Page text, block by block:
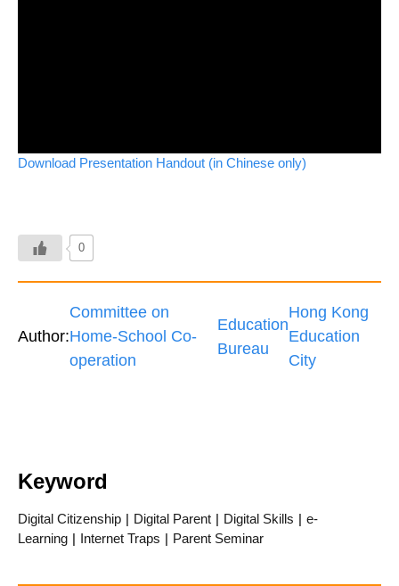
Download Presentation Handout (in Chinese only)
0
Author:
Committee on
Home-School Co-
operation
Education
Bureau
Hong Kong
Education
City
Keyword
Digital Citizenship | Digital Parent | Digital Skills | e-
Learning | Internet Traps | Parent Seminar